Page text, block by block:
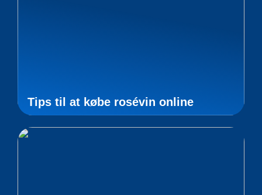
Tips til at købe rosévin online